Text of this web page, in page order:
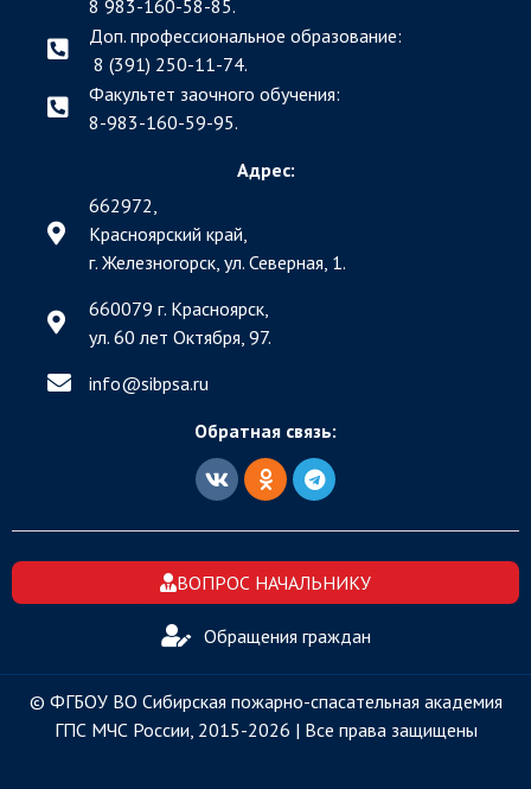
8 983-160-58-85.
Доп. профессиональное образование:
8 (391) 250-11-74.
Факультет заочного обучения:
8-983-160-59-95.
Адрес:
662972,
Красноярский край,
г. Железногорск, ул. Северная, 1.
660079 г. Красноярск,
ул. 60 лет Октября, 97.
info@sibpsa.ru
Обратная связь:
ВОПРОС НАЧАЛЬНИКУ
Обращения граждан
© ФГБОУ ВО Сибирская пожарно-спасательная академия
ГПС МЧС России, 2015-2026 | Все права защищены